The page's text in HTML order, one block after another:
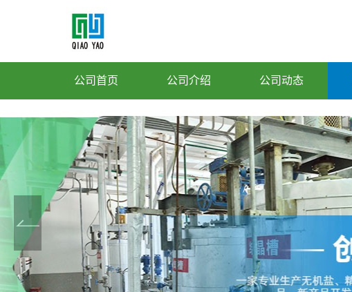
公司首页 公司介绍 公司动态